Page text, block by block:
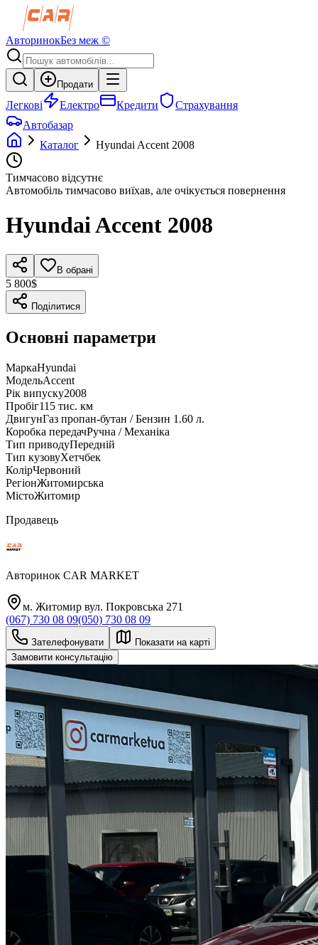
АвторинокБез меж ©
Продати
Легкові Електро Кредити
Страхування
Автобазар
Каталог
Hyundai Accent 2008
Тимчасово відсутнє
Автомобіль тимчасово виїхав, але очікується повернення
HyundaiAccent 2008
В обрані
5 800$
Поділитися
Основні параметри
МаркаHyundai
МодельAccent
Рік випуску2008
Пробіг115 тис. км
ДвигунГаз пропан-бутан / Бензин 1.60 л.
Коробка передачРучна / Механіка
Тип приводуПередній
Тип кузовуХетчбек
КолірЧервоний
РегіонЖитомирська
МістоЖитомир
Продавець
Авторинок CAR MARKET
м. Житомир вул. Покровська 271
(067) 730 08 09(050) 730 08 09
Зателефонувати
Показати на карті
Замовити консультацію